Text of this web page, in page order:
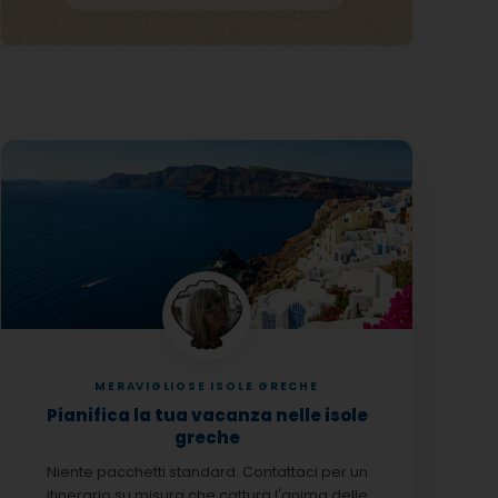
MERAVIGLIOSE ISOLE GRECHE
Pianifica la tua vacanza nelle isole
greche
Niente pacchetti standard. Contattaci per un